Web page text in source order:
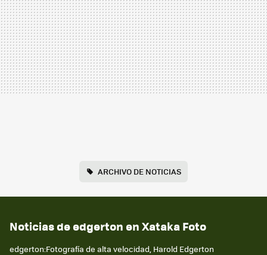
ARCHIVO DE NOTICIAS
Noticias de edgerton en Xataka Foto
edgerton:Fotografía de alta velocidad, Harold Edgerton